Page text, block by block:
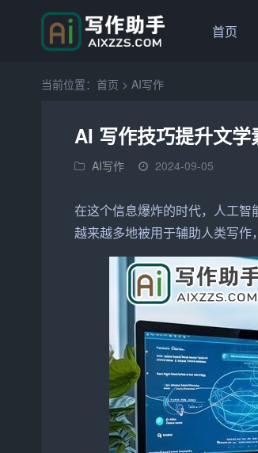
首页
当前位置： 首页 > AI写作
AI 写作技巧提升文学
AI写作 2024-09-05
在这个信息爆炸的时代，人工智
越来越多地被用于辅助人类写作